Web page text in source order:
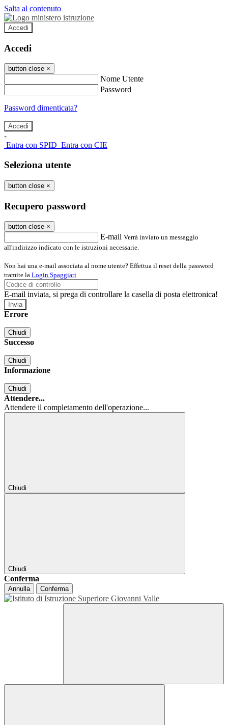
Salta al contenuto
Accedi
Accedi
button close ×
Nome Utente
Password
Password dimenticata?
-
Entra con SPID Entra con CIE
Seleziona utente
button close ×
Recupero password
button close ×
E-mail Verrà inviato un messaggio
all'indirizzo indicato con le istruzioni necessarie.
Non hai una e-mail associata al nome utente? Effettua il reset della password
tramite la Login Spaggiari
E-mail inviata, si prega di controllare la casella di posta elettronica!
Errore
Chiudi
Successo
Chiudi
Informazione
Chiudi
Attendere...
Attendere il completamento dell'operazione...
Chiudi
Chiudi
Conferma
Annulla Conferma